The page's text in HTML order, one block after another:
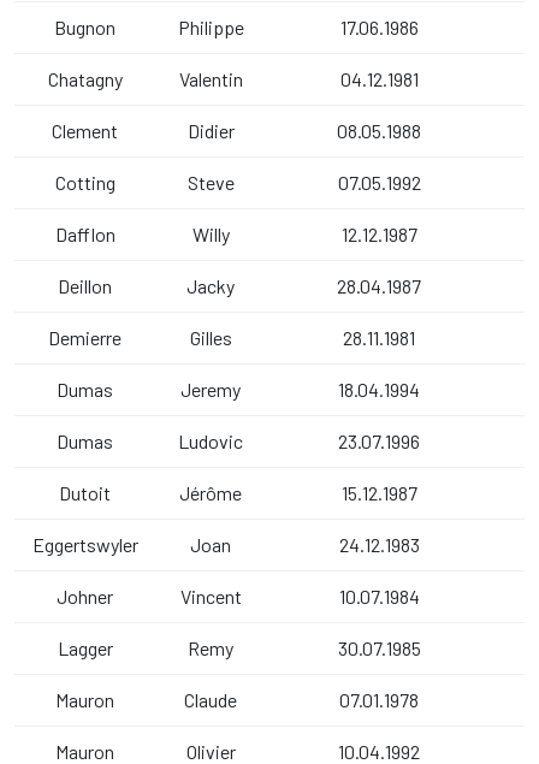
Bugnon Philippe 17.06.1986
Chatagny Valentin 04.12.1981
Clement Didier 08.05.1988
Cotting Steve 07.05.1992
Dafflon Willy 12.12.1987
Deillon Jacky 28.04.1987
Demierre Gilles 28.11.1981
Dumas Jeremy 18.04.1994
Dumas Ludovic 23.07.1996
Dutoit Jérôme 15.12.1987
Eggertswyler Joan 24.12.1983
Johner Vincent 10.07.1984
Lagger Remy 30.07.1985
Mauron Claude 07.01.1978
Mauron Olivier 10.04.1992